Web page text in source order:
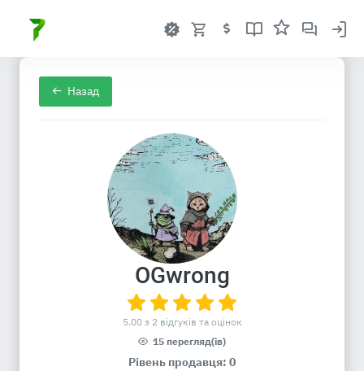
Назад
OGwrong
5.00 з 2 відгуків та оцінок
15 перегляд(ів)
Рівень продавця: 0